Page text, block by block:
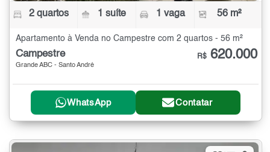
2 quartos 1 suíte 1 vaga 56 m²
Apartamento à Venda no Campestre com 2 quartos - 56 m²
Campestre
Grande ABC - Santo André
R$ 620.000
WhatsApp Contatar